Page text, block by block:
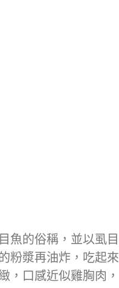
魚的俗稱，並以虱
粉漿再油炸，吃起
，口感近似雞胸肉